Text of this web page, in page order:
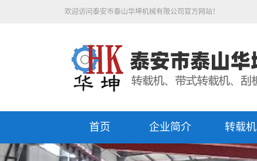
欢迎访问泰安市泰山华坤机械有限公司官方网站！
首页 企业简介 转载机